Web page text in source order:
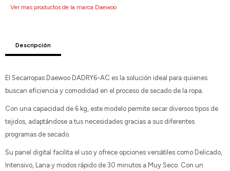
Ver mas productos de la marca Daewoo
Descripción
El Secarropas Daewoo DADRY6-AC es la solución ideal para quienes
buscan eficiencia y comodidad en el proceso de secado de la ropa.
Con una capacidad de 6 kg, este modelo permite secar diversos tipos de
tejidos, adaptándose a tus necesidades gracias a sus diferentes
programas de secado.
Su panel digital facilita el uso y ofrece opciones versátiles como Delicado,
Intensivo, Lana y modos rápido de 30 minutos a Muy Seco. Con un